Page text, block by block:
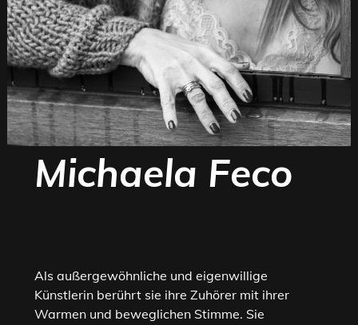
Michaela Feco
Als außergewöhnliche und eigenwillige
Künstlerin berührt sie ihre Zuhörer mit ihrer
Warmen und beweglichen Stimme. Sie